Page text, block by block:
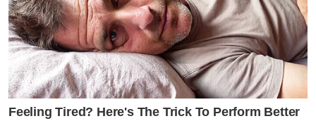
Feeling Tired? Here's The Trick To Perform Better